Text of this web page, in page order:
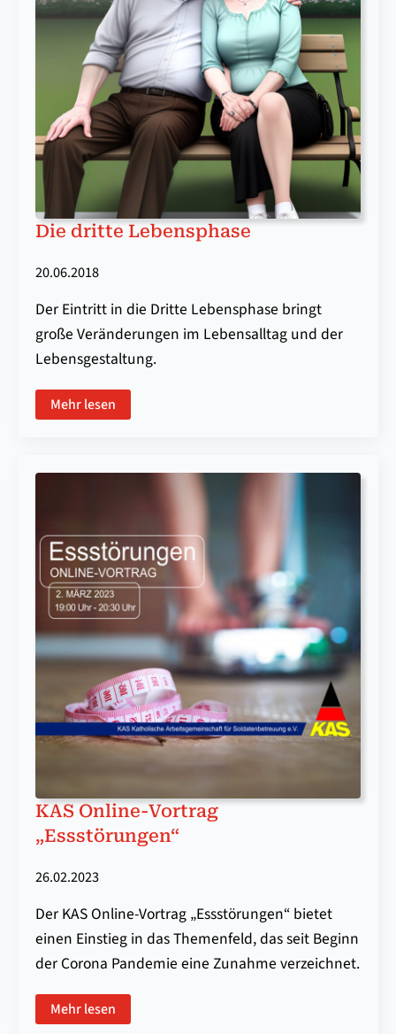
Die dritte Lebensphase
20.06.2018
Der Eintritt in die Dritte Lebensphase bringt
große Veränderungen im Lebensalltag und der
Lebensgestaltung.
Mehr lesen
KAS Online-Vortrag
„Essstörungen“
26.02.2023
Der KAS Online-Vortrag „Essstörungen“ bietet
einen Einstieg in das Themenfeld, das seit Beginn
der Corona Pandemie eine Zunahme verzeichnet.
Mehr lesen